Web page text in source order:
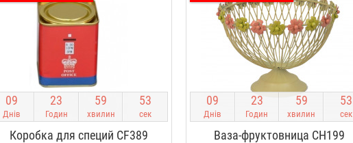
09
Днів
23
Годин
59
хвилин
52
сек
Коробка для специй CF389
09
Днів
23
Годин
59
хвилин
52
сек
Ваза-фруктовница CH199